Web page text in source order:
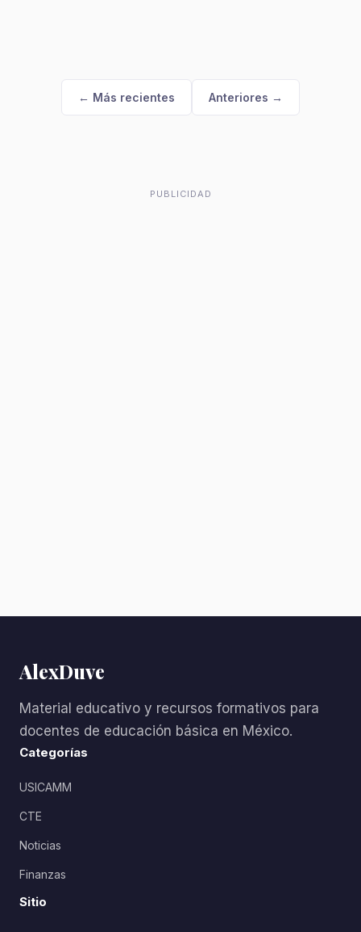
← Más recientes Anteriores →
PUBLICIDAD
AlexDuve
Material educativo y recursos formativos para
docentes de educación básica en México.
Categorías
USICAMM
CTE
Noticias
Finanzas
Sitio